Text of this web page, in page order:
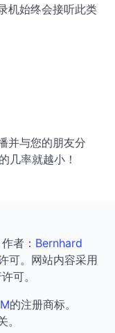
始终会接听此类
并与您的朋友分
几率就越小！
者： Bernhard
可。网站内容采用
可。
的注册商标。
。